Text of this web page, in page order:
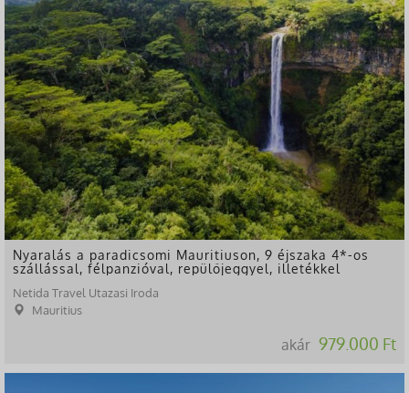
Nyaralás a paradicsomi Mauritiuson, 9 éjszaka 4*-os
szállással, félpanzióval, repülőjeggyel, illetékkel
Netida Travel Utazasi Iroda
Mauritius
akár 979.000 Ft